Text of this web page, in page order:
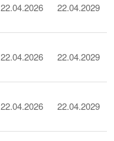
22.04.2026 22.04.2029
22.04.2026 22.04.2029
22.04.2026 22.04.2029